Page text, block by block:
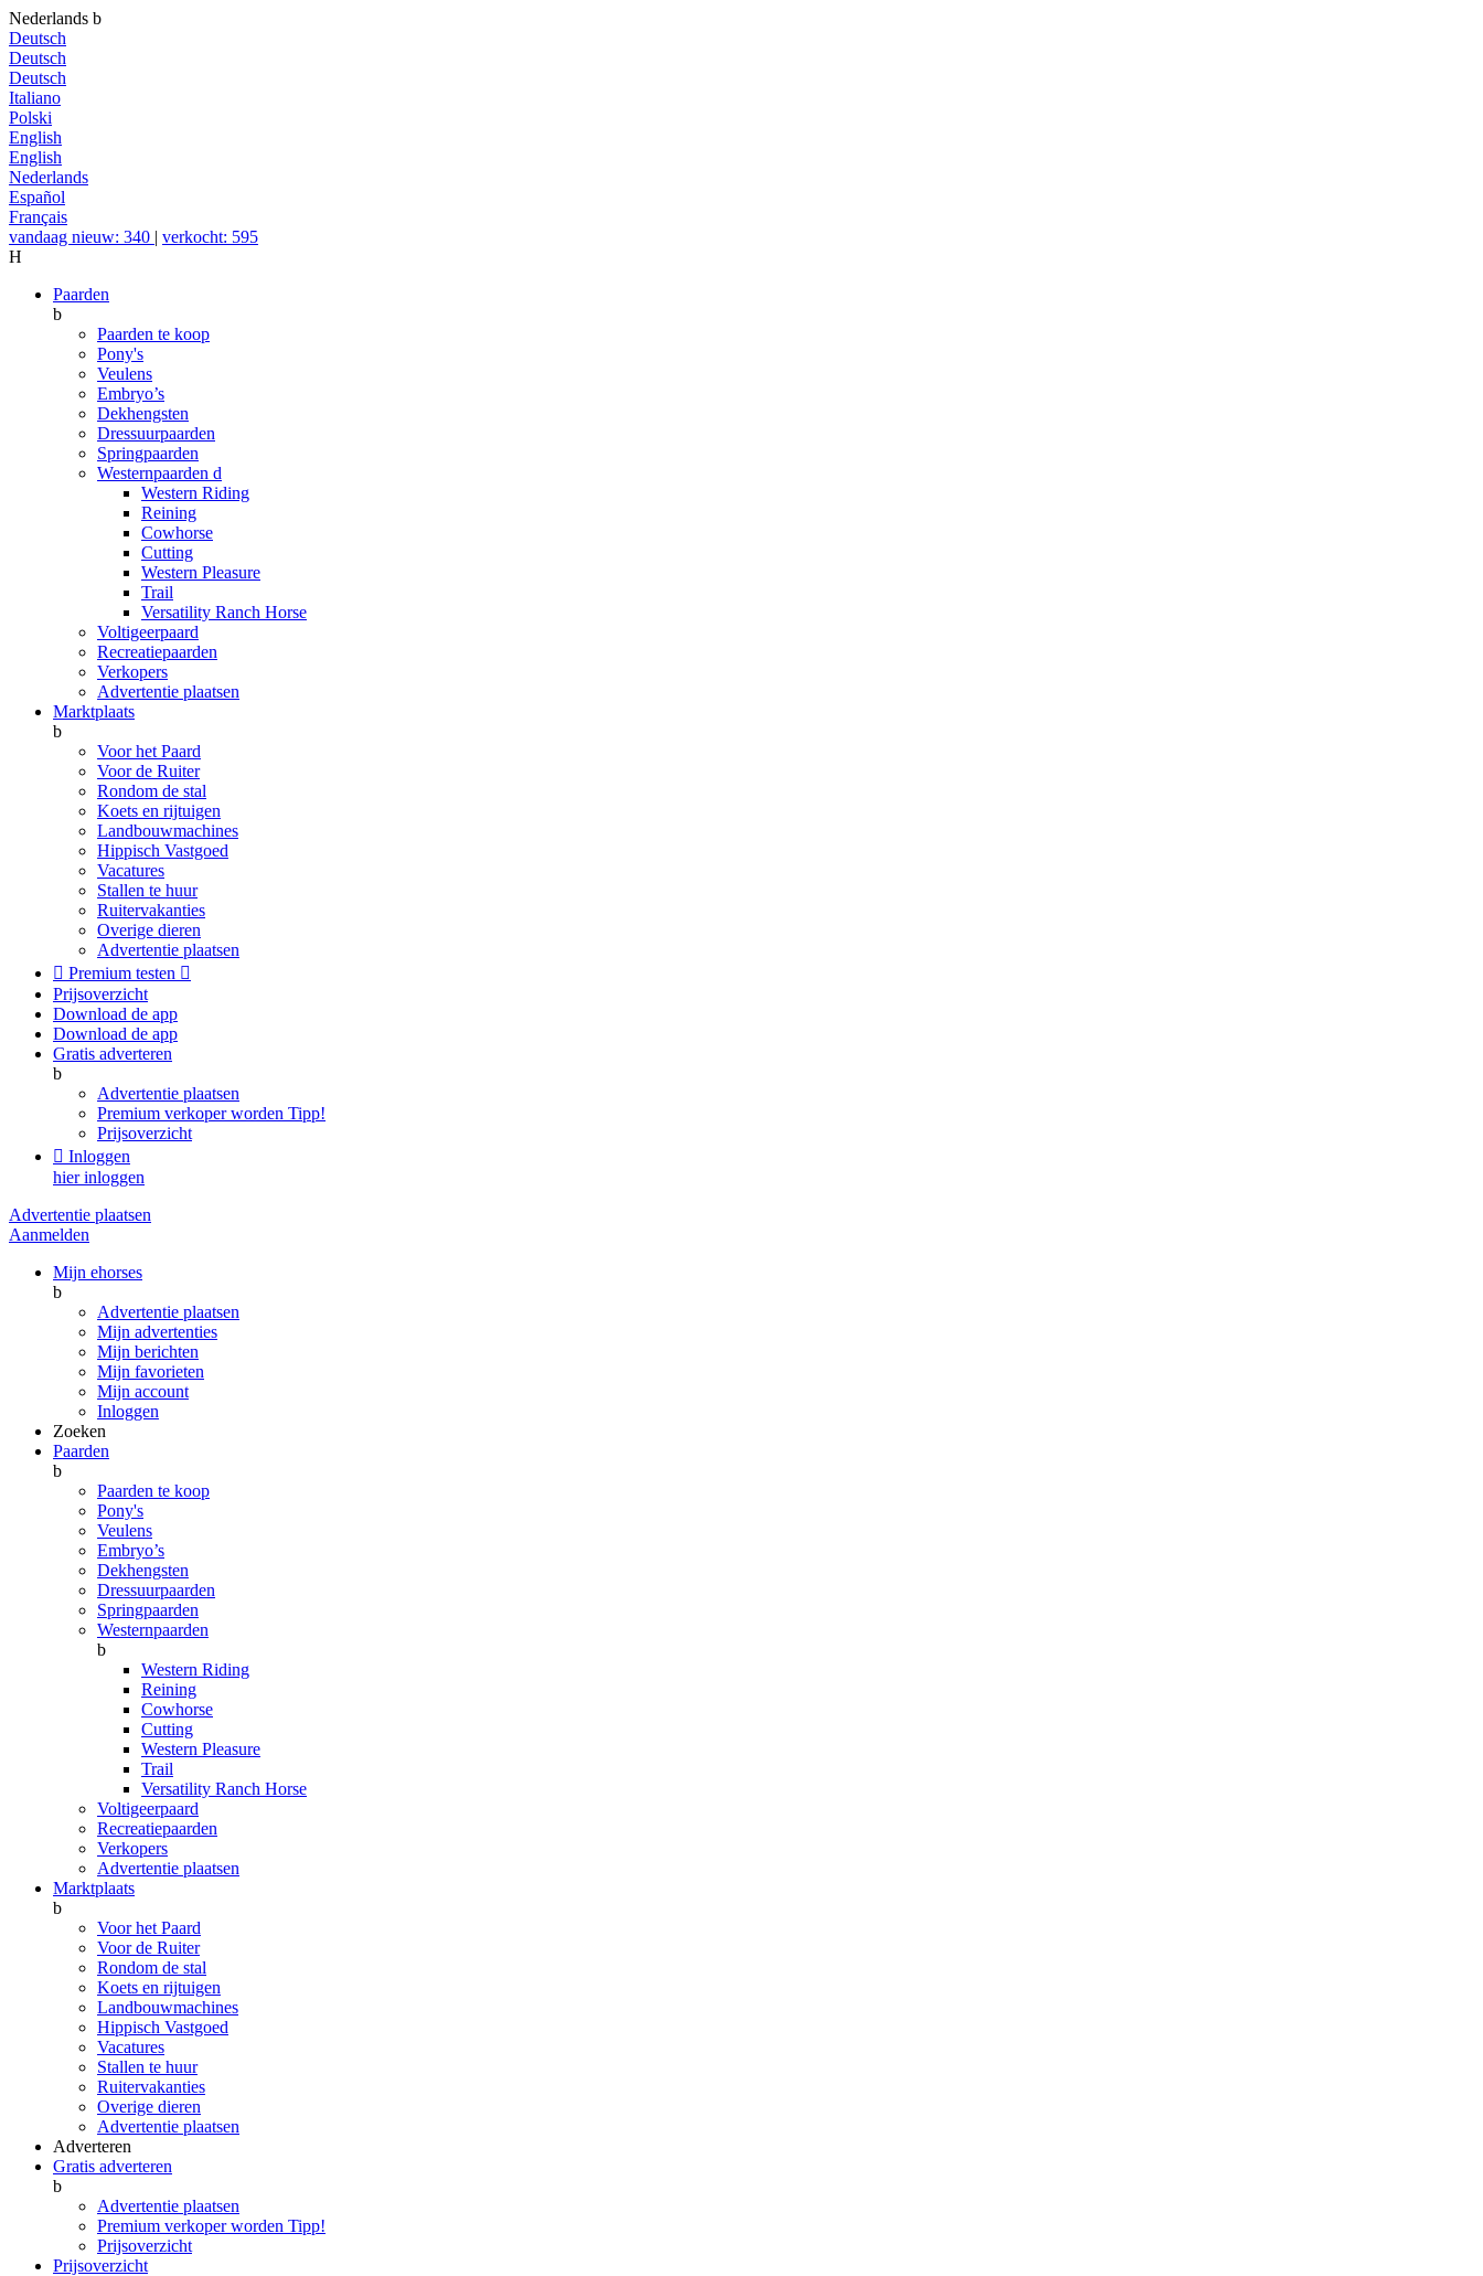
Nederlands b
Deutsch
Deutsch
Deutsch
Italiano
Polski
English
English
Nederlands
Español
Français
vandaag nieuw: 340 | verkocht: 595
H
Paarden
b
Paarden te koop
Pony's
Veulens
Embryo’s
Dekhengsten
Dressuurpaarden
Springpaarden
Westernpaarden d
Western Riding
Reining
Cowhorse
Cutting
Western Pleasure
Trail
Versatility Ranch Horse
Voltigeerpaard
Recreatiepaarden
Verkopers
Advertentie plaatsen
Marktplaats
b
Voor het Paard
Voor de Ruiter
Rondom de stal
Koets en rijtuigen
Landbouwmachines
Hippisch Vastgoed
Vacatures
Stallen te huur
Ruitervakanties
Overige dieren
Advertentie plaatsen
 Premium testen 
Prijsoverzicht
Download de app
Download de app
Gratis adverteren
b
Advertentie plaatsen
Premium verkoper worden Tipp!
Prijsoverzicht
 Inloggen
hier inloggen
Advertentie plaatsen
Aanmelden
Mijn ehorses
b
Advertentie plaatsen
Mijn advertenties
Mijn berichten
Mijn favorieten
Mijn account
Inloggen
Zoeken
Paarden
b
Paarden te koop
Pony's
Veulens
Embryo’s
Dekhengsten
Dressuurpaarden
Springpaarden
Westernpaarden
b
Western Riding
Reining
Cowhorse
Cutting
Western Pleasure
Trail
Versatility Ranch Horse
Voltigeerpaard
Recreatiepaarden
Verkopers
Advertentie plaatsen
Marktplaats
b
Voor het Paard
Voor de Ruiter
Rondom de stal
Koets en rijtuigen
Landbouwmachines
Hippisch Vastgoed
Vacatures
Stallen te huur
Ruitervakanties
Overige dieren
Advertentie plaatsen
Adverteren
Gratis adverteren
b
Advertentie plaatsen
Premium verkoper worden Tipp!
Prijsoverzicht
Prijsoverzicht